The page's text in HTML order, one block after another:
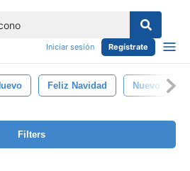
Iniciar sesión Regístrate
Feliz Navidad Nuevo
Filters